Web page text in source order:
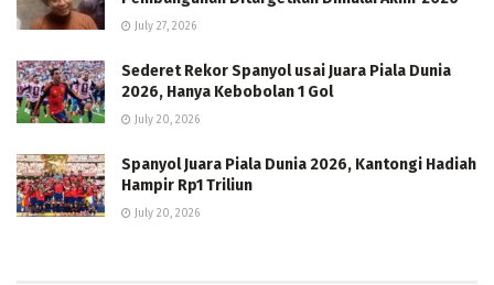
July 27, 2026
Sederet Rekor Spanyol usai Juara Piala Dunia
2026, Hanya Kebobolan 1 Gol
July 20, 2026
Spanyol Juara Piala Dunia 2026, Kantongi Hadiah
Hampir Rp1 Triliun
July 20, 2026